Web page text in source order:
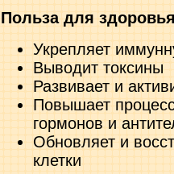
Польза для
Укрепляет
Выводит токсины
Развивает и
Повышает
гормонов и
Обновляет и
клетки